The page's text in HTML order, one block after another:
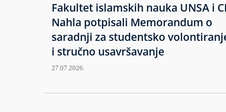
Fakultet islamskih nauka UNSA i
Nahla potpisali Memorandum o
saradnji za studentsko
i stručno usavršavanje
27.07.2026.